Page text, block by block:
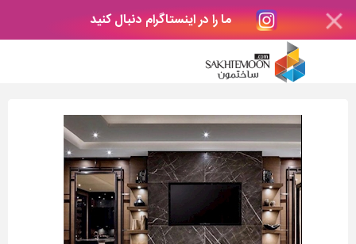
ما را در اینستاگرام دنبال کنید